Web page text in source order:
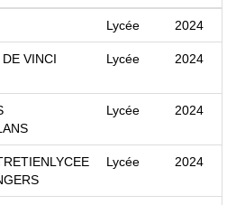
Lycée 2024
VINCI
Lycée 2024
Lycée 2024
Lycée 2024